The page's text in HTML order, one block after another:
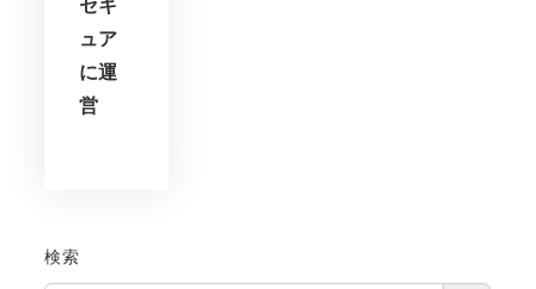
ュア
に運
営
検索